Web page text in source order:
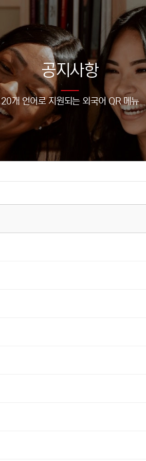
공지사항
20개 언어로 지원되는 외국어 QR 메뉴